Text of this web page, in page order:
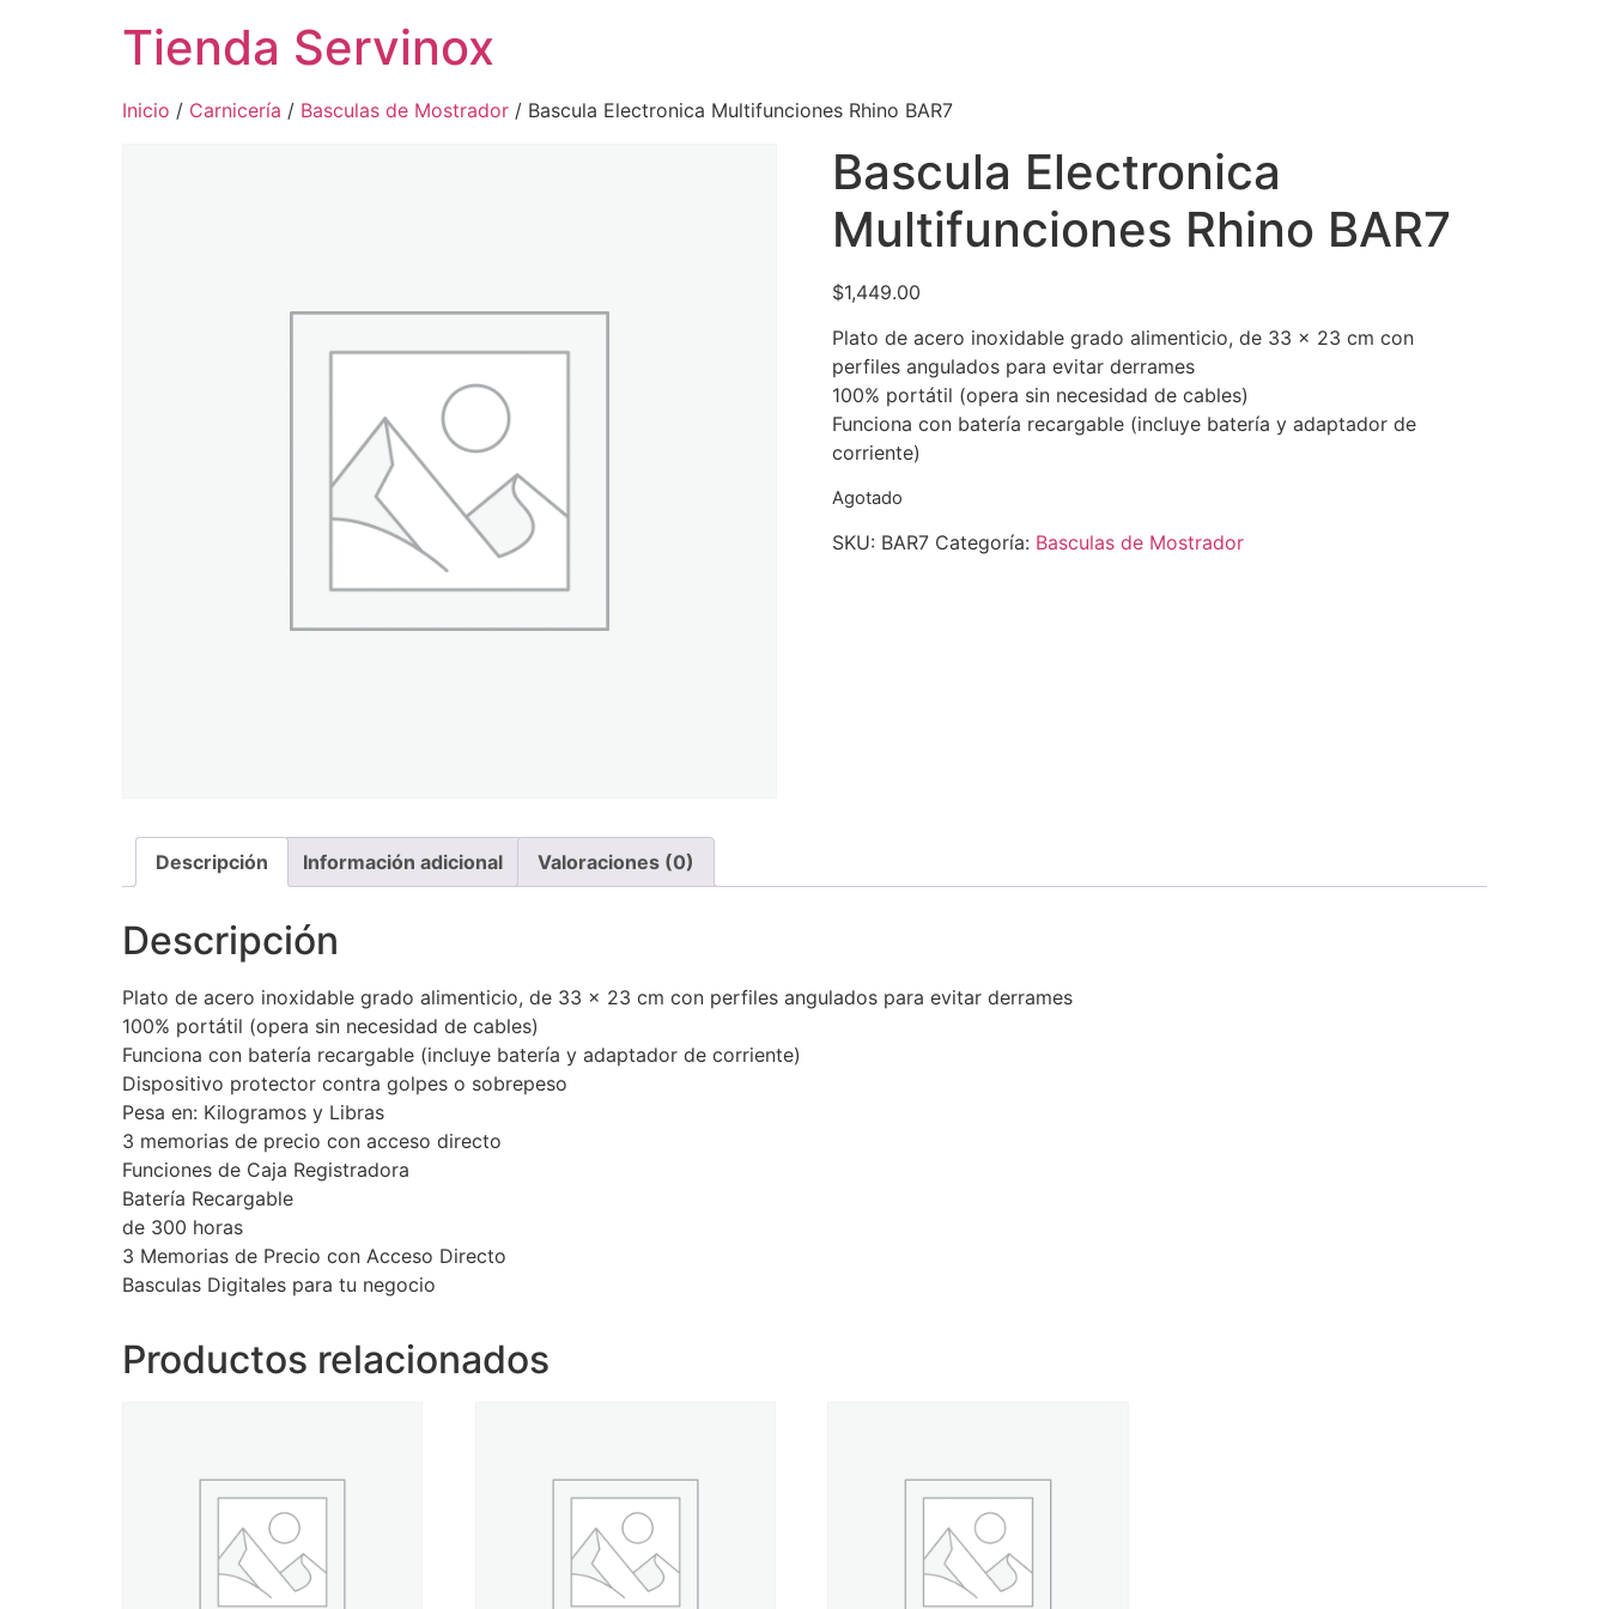
Tienda Servinox
Inicio / Carnicería / Basculas de Mostrador / Bascula Electronica Multifunciones Rhino BAR7
Bascula Electronica
Multifunciones Rhino BAR7
$1,449.00
Plato de acero inoxidable grado alimenticio, de 33 x 23 cm con
perfiles angulados para evitar derrames
100% portátil (opera sin necesidad de cables)
Funciona con batería recargable (incluye batería y adaptador de
corriente)
Agotado
SKU: BAR7 Categoría: Basculas de Mostrador
Descripción Información adicional Valoraciones (0)
Descripción
Plato de acero inoxidable grado alimenticio, de 33 x 23 cm con perfiles angulados para evitar derrames
100% portátil (opera sin necesidad de cables)
Funciona con batería recargable (incluye batería y adaptador de corriente)
Dispositivo protector contra golpes o sobrepeso
Pesa en: Kilogramos y Libras
3 memorias de precio con acceso directo
Funciones de Caja Registradora
Batería Recargable
de 300 horas
3 Memorias de Precio con Acceso Directo
Basculas Digitales para tu negocio
Productos relacionados